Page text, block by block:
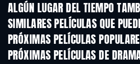
ALGÚN LUGAR DEL TIEMPO
SIMILARES PELÍCULAS QUE
PRÓXIMAS PELÍCULAS
PRÓXIMAS PELÍCULAS DE